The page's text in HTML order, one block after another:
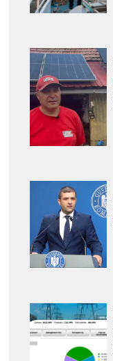
Adaugă
aici textul
pentru
subtitlu
Adaugă
aici textul
pentru
subtitlu
Adaugă
aici textul
pentru